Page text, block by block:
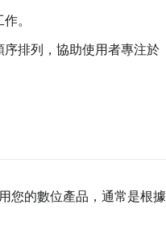
。
排列，協助使用者專注於
您的數位產品，通常是根據